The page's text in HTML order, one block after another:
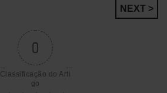
NEXT >
0
Classificação do Arti
go